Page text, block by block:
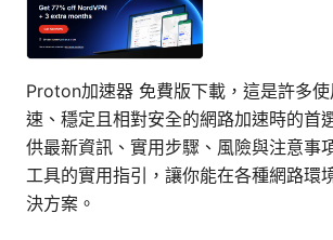
Proton加速器 免費版下載，這是許多
速、穩定且相對安全的網路加速時的首
供最新資訊、實用步驟、風險與注意事
工具的實用指引，讓你能在各種網路環
決方案。